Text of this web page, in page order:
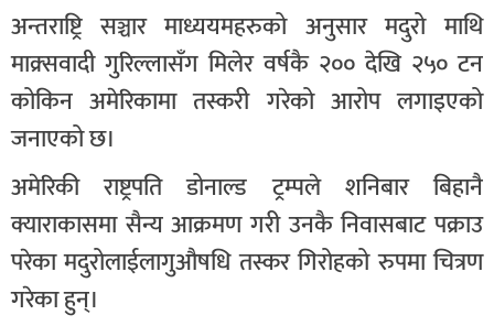
अन्तराष्ट्रि सञ्चार माध्ययमहरुको अनुसार मदुरो माथि
माक्र्सवादी गुरिल्लासँग मिलेर वर्षकै २०० देखि २५० टन
कोकिन अमेरिकामा तस्करी गरेको आरोप लगाइएको
जनाएको छ।
अमेरिकी राष्ट्रपति डोनाल्ड ट्रम्पले शनिबार बिहानै
क्याराकासमा सैन्य आक्रमण गरी उनकै निवासबाट पक्राउ
परेका मदुरोलाईलागुऔषधि तस्कर गिरोहको रुपमा चित्रण
गरेका हुन्।